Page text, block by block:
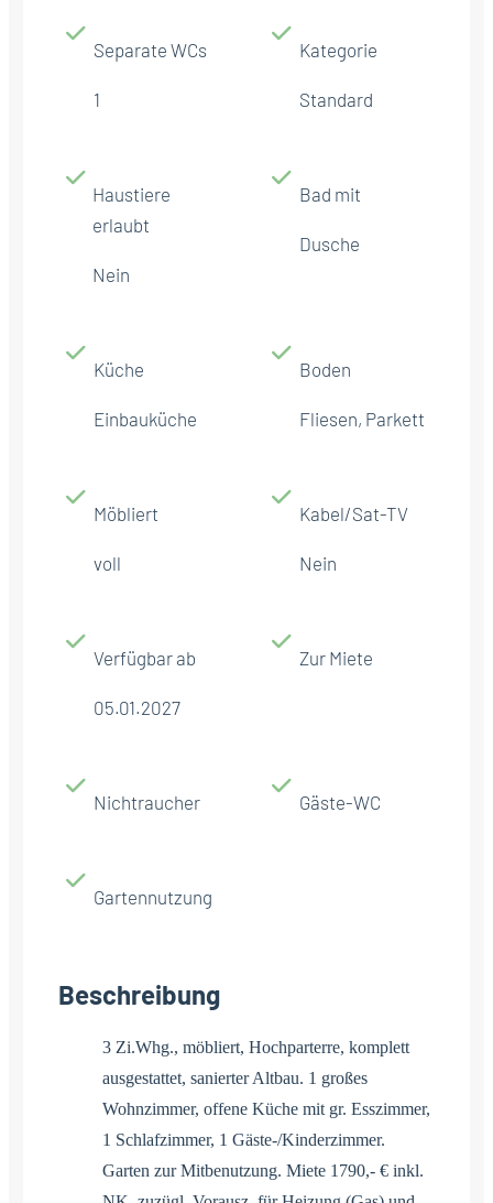
Separate WCs
1
Kategorie
Standard
Haustiere
erlaubt
Nein
Bad mit
Dusche
Küche
Einbauküche
Boden
Fliesen, Parkett
Möbliert
voll
Kabel/Sat-TV
Nein
Verfügbar ab
05.01.2027
Zur Miete
Nichtraucher Gäste-WC
Gartennutzung
Beschreibung
3 Zi.Whg., möbliert, Hochparterre, komplett
ausgestattet, sanierter Altbau. 1 großes
Wohnzimmer, offene Küche mit gr. Esszimmer,
1 Schlafzimmer, 1 Gäste-/Kinderzimmer.
Garten zur Mitbenutzung. Miete 1790,- € inkl.